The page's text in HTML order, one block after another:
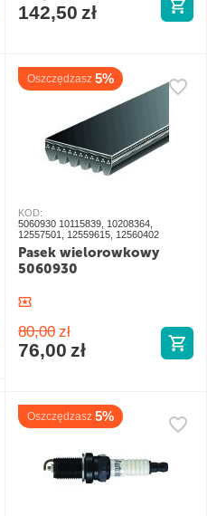
142,50 zł
Oszczędzasz 5%
KOD:
5060930 10115839, 10208364,
12557501, 12559615, 12560402
Pasek wielorowkowy
5060930
80,00 zł
76,00 zł
Oszczędzasz 5%